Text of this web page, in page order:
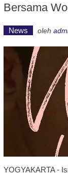
Bersama
News oleh
YOGYAKARTA -